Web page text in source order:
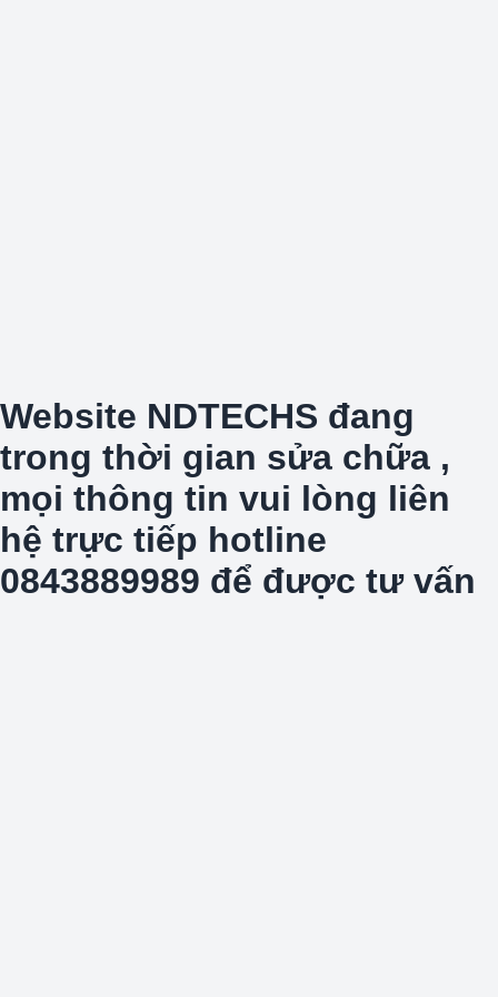
Website NDTECHS đang
trong thời gian sửa chữa ,
mọi thông tin vui lòng liên
hệ trực tiếp hotline
0843889989 để được tư vấn